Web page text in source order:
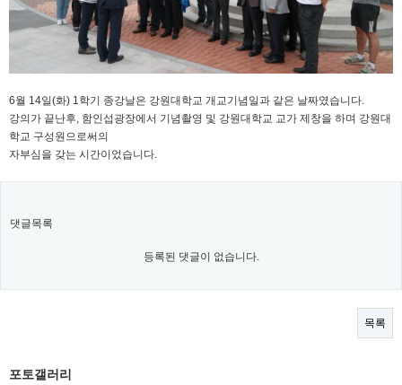
6월 14일(화) 1학기 종강날은 강원대학교 개교기념일과 같은 날짜였습니다.
강의가 끝난후, 함인섭광장에서 기념촬영 및 강원대학교 교가 제창을 하며 강원대
학교 구성원으로써의
자부심을 갖는 시간이었습니다.
댓글목록
등록된 댓글이 없습니다.
목록
포토갤러리